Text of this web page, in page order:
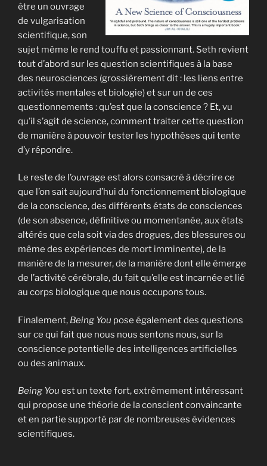
être un ouvrage
de vulgarisation
scientifique, son
sujet même le rend touffu et passionnant. Seth revient
tout d’abord sur les question scientifiques à la base
des neurosciences (grossièrement dit : les liens entre
activités mentales et biologie) et sur un de ces
questionnements : qu’est que la conscience ? Et, vu
qu’il s’agit de science, comment traiter cette question
de manière à pouvoir tester les hypothèses qui tente
d’y répondre.
Le reste de l’ouvrage est alors consacré à décrire ce
que l’on sait aujourd’hui du fonctionnement biologique
de la conscience, des différents états de consciences
(de son absence, définitive ou momentanée, aux états
altérés que cela soit via des drogues, des blessures ou
même des expériences de mort imminente), de la
manière de la mesurer, de la manière dont elle émerge
de l’activité cérébrale, du fait qu’elle est incarnée et lié
au corps biologique que nous occupons tous.
Finalement, Being You pose également des questions
sur ce qui fait que nous nous sentons nous, sur la
conscience potentielle des intelligences artificielles
ou des animaux.
Being You est un texte fort, extrêmement intéressant
qui propose une théorie de la conscient convaincante
et en partie supporté par de nombreuses évidences
scientifiques.